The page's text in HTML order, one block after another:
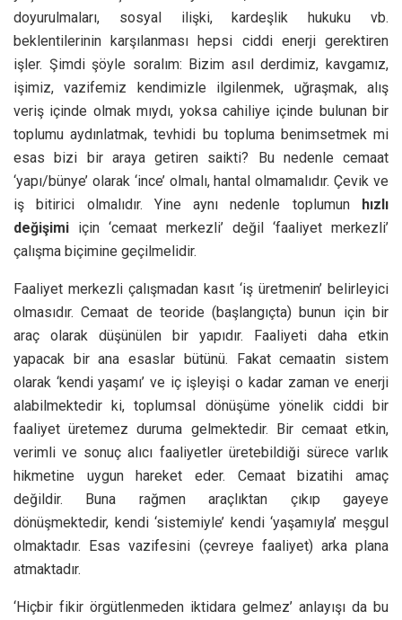
doyurulmaları, sosyal ilişki, kardeşlik hukuku vb.
beklentilerinin karşılanması hepsi ciddi enerji gerektiren
işler. Şimdi şöyle soralım: Bizim asıl derdimiz, kavgamız,
işimiz, vazifemiz kendimizle ilgilenmek, uğraşmak, alış
veriş içinde olmak mıydı, yoksa cahiliye içinde bulunan bir
toplumu aydınlatmak, tevhidi bu topluma benimsetmek mi
esas bizi bir araya getiren saikti? Bu nedenle cemaat
‘yapı/bünye’ olarak ‘ince’ olmalı, hantal olmamalıdır. Çevik ve
iş bitirici olmalıdır. Yine aynı nedenle toplumun hızlı
değişimi için ‘cemaat merkezli’ değil ‘faaliyet merkezli’
çalışma biçimine geçilmelidir.
Faaliyet merkezli çalışmadan kasıt ‘iş üretmenin’ belirleyici
olmasıdır. Cemaat de teoride (başlangıçta) bunun için bir
araç olarak düşünülen bir yapıdır. Faaliyeti daha etkin
yapacak bir ana esaslar bütünü. Fakat cemaatin sistem
olarak ‘kendi yaşamı’ ve iç işleyişi o kadar zaman ve enerji
alabilmektedir ki, toplumsal dönüşüme yönelik ciddi bir
faaliyet üretemez duruma gelmektedir. Bir cemaat etkin,
verimli ve sonuç alıcı faaliyetler üretebildiği sürece varlık
hikmetine uygun hareket eder. Cemaat bizatihi amaç
değildir. Buna rağmen araçlıktan çıkıp gayeye
dönüşmektedir, kendi ‘sistemiyle’ kendi ‘yaşamıyla’ meşgul
olmaktadır. Esas vazifesini (çevreye faaliyet) arka plana
atmaktadır.
‘Hiçbir fikir örgütlenmeden iktidara gelmez’ anlayışı da bu